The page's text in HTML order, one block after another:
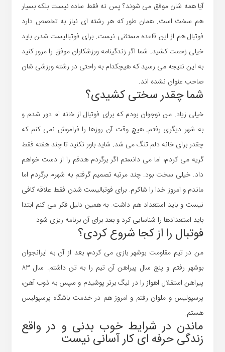
آیا همه شان موفق می شوند؟ پس نه فقط ساده نیست بلکه بسیار
هم سخت است. همان طور که هر رشته ای نیاز به تخصص دارد
فوتبال هم از این قاعده مستثنی نیست. برای فوتبالیست شدن باید
خیلی زحمت کشید. شما اگر زندگینامه ورزشکاران موفق را مرور کنید
به این نتیجه می رسید که هیچکدام به راحتی در رشته ورزشی شان
صاحب عنوان نشده اند.
شما چقدر سختی کشیدی؟
خیلی زیاد. من نوجوان بودم که برای فوتبال از خانه ام دور شدم و
به شهر دیگری رفتم. هیچ وقت آن روزها را فراموش نمی کنم که
چقدر برای خانه دلم تنگ می شد. شاید باور نکنید تا چند هفته فقط
گریه می کردم، اما می دانستم اگر برگردم هدفم را از دست خواهم
داد. خیلی سخت بود. چند مرتبه تصمیم گرفتم به شهرم برگردم اما
ماندم و امروز خدا را شاکرم. برای فوتبالیست شدن فقط علاقه کافی
نیست و باید استعداد هم داشت. به همین دلیل فکر می کنم ابتدا
باید استعدادها را شناسایی کرد و بعد برای آن برنامه ریزی شود.
فوتبال را از کجا شروع کردی؟
من در تیم مقاومت بوشهر بازی می کردم، بعد از آن به ایرانجوان
بوشهر رفتم و پنج سال پیراهن آن تیم را به تن داشتم. سال ۸۳
پیراهن استقلال اهواز را در لیگ برتر پوشیدم و سپس به ذوب آهن،
پرسپولیس و ملوان رفتم و امروز هم در خدمت باشگاه پرسپولیس
هستم.
ماندن در شرایط خوب بدنی و در واقع
زندگی حرفه ای کار آسانی نیست